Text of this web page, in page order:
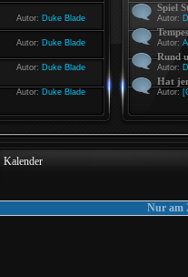
Autor: Duke Blade
Autor: Duke Blade
Autor: Duke Blade
Autor: Duke Blade
Spiel
Autor:
Autor:
Rund
Autor:
Hat
Autor:
Kalender
Nur am